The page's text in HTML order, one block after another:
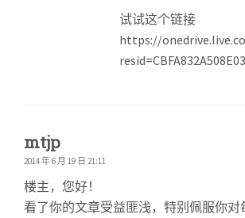
试试这个链接
https://
mtjp
2014 年 6 月 19 日 21:11
楼主，您好！
看了你的文章受益匪浅，特别佩服你对